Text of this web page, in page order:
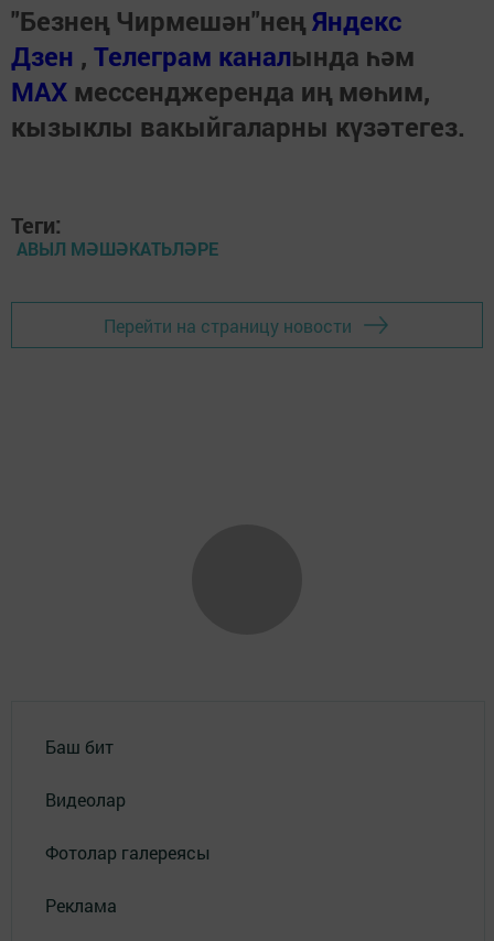
"Безнең Чирмешән"неңЯндекс
Дзен , Телеграм каналында һәм
МАХ мессенджеренда иң мөһим,
кызыклы вакыйгаларны күзәтегез.
Теги:
АВЫЛ МӘШӘКАТЬЛӘРЕ
Перейти на страницу новости
Баш бит
Видеолар
Фотолар галереясы
Реклама